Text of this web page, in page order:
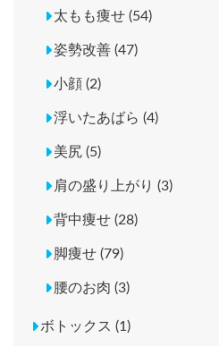
太もも痩せ (54)
姿勢改善 (47)
小顔 (2)
浮いたあばら (4)
美尻 (5)
肩の盛り上がり (3)
背中痩せ (28)
脚痩せ (79)
腰のお肉 (3)
ボトックス (1)